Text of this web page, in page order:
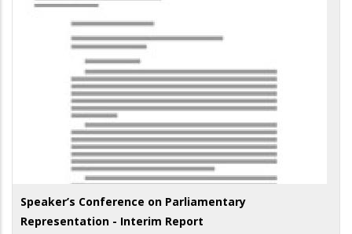
Speaker’s Conference on Parliamentary
Representation - Interim Report